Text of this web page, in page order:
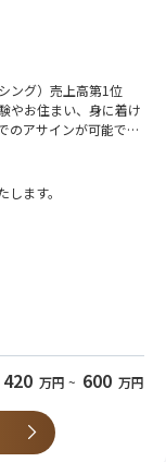
ング）売上高第1位
やお住まい、身に着け
のアサインが可能で
と1次請けで直接取引
の技術業務を担当い
をアサインさせてい
高位の3段階目を取
ます。
420 万円 ~ 600 万円